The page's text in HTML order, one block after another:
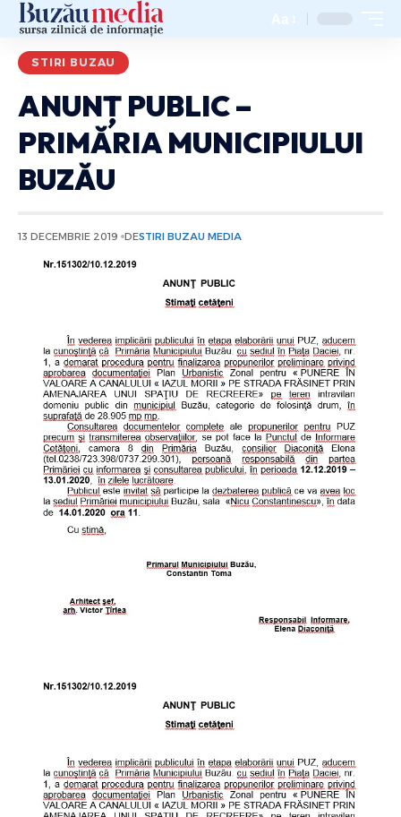
Aa
STIRI BUZAU
ANUNȚ PUBLIC –
PRIMĂRIA MUNICIPIULUI
BUZĂU
13 DECEMBRIE 2019 DESTIRI BUZAU MEDIA